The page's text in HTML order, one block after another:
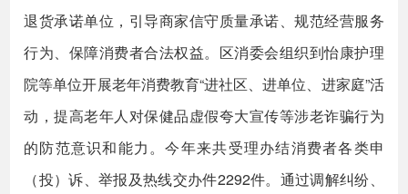
退货承诺单位，引导商家信守质量承诺、规范经营服务
行为、保障消费者合法权益。区消委会组织到怡康护理
院等单位开展老年消费教育“进社区、进单位、进家庭”活
动，提高老年人对保健品虚假夸大宣传等涉老诈骗行为
的防范意识和能力。今年来共受理办结消费者各类申
（投）诉、举报及热线交办件2292件。通过调解纠纷、